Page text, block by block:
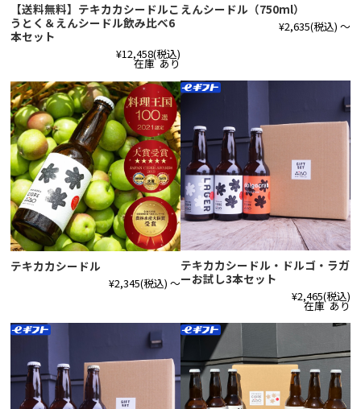
【送料無料】テキカカシードルこ
うとく＆えんシードル飲み比べ6
本セット
¥12,458(税込)
在庫 あり
えんシードル（750ml）
¥2,635(税込) ～
テキカカシードル
¥2,345(税込) ～
テキカカシードル・ドルゴ・ラガ
ーお試し3本セット
¥2,465(税込)
在庫 あり